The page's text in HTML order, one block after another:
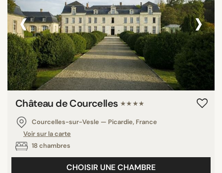
‹ ›
Château de Courcelles ★★★★
Courcelles-sur-Vesle — Picardie, France
Voir sur la carte
18 chambres
CHOISIR UNE CHAMBRE